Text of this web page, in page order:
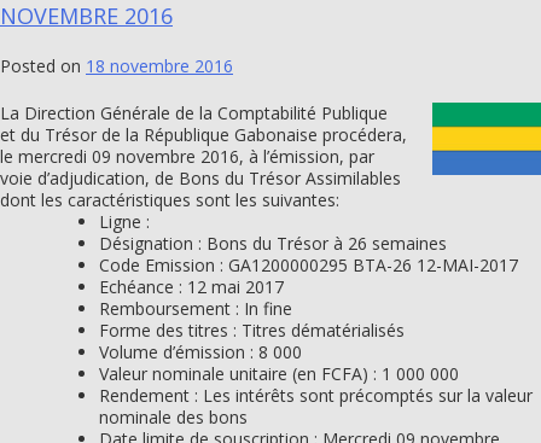
NOVEMBRE 2016
Posted on 18 novembre 2016
La Direction Générale de la Comptabilité Publique
et du Trésor de la République Gabonaise procédera,
le mercredi 09 novembre 2016, à l’émission, par
voie d’adjudication, de Bons du Trésor Assimilables
dont les caractéristiques sont les suivantes:
Ligne :
Désignation : Bons du Trésor à 26 semaines
Code Emission : GA1200000295 BTA-26 12-MAI-2017
Echéance : 12 mai 2017
Remboursement : In fine
Forme des titres : Titres dématérialisés
Volume d’émission : 8 000
Valeur nominale unitaire (en FCFA) : 1 000 000
Rendement : Les intérêts sont précomptés sur la valeur
nominale des bons